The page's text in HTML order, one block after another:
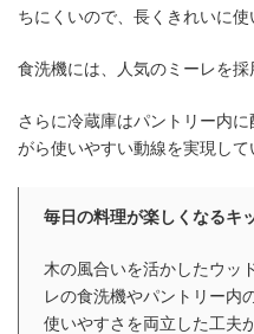
ちにくいので、長くきれいに使
食洗機には、人気のミーレを採
さらに冷蔵庫はパントリー内
がら使いやすい動線を実現して
毎日の料理が楽しくなるキ
木の風合いを活かしたウッ
レの食洗機やパントリー内
使いやすさを両立した工夫